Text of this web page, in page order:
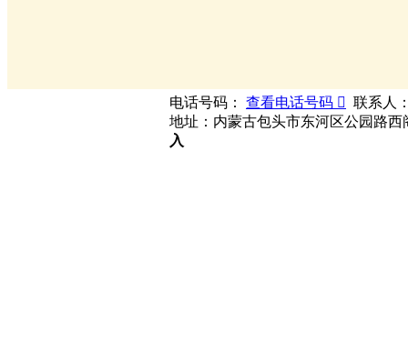
电话号码： 查看电话号码  联系人
地址：内蒙古包头市东河区公园路
入